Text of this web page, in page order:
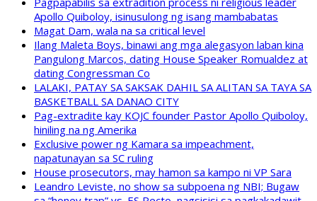
Apollo Quiboloy, isinusulong ng isang mambabatas
Magat Dam, wala na sa critical level
Ilang Maleta Boys, binawi ang mga alegasyon laban kina
Pangulong Marcos, dating House Speaker Romualdez at
dating Congressman Co
LALAKI, PATAY SA SAKSAK DAHIL SA ALITAN SA TAYA SA
BASKETBALL SA DANAO CITY
Pag-extradite kay KOJC founder Pastor Apollo Quiboloy,
hiniling na ng Amerika
Exclusive power ng Kamara sa impeachment,
napatunayan sa SC ruling
House prosecutors, may hamon sa kampo ni VP Sara
Leandro Leviste, no show sa subpoena ng NBI; Bugaw